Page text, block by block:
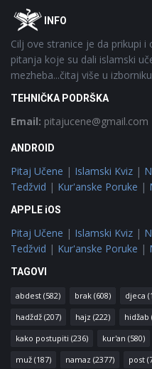
FooterOINFO
Cilj ove stranice je da prikupi
pitanja koje su dali islamski
mezheba...čitaj više u
TEHNIČKA PODRŠKA
Email: pitajucene@gmail.com
ANDROID
Pitaj Učene | Islamski Kviz |
Tedžvid | Kur'anske Poruke |
APPLE iOS
Pitaj Učene | Islamski Kviz |
Tedžvid | Kur'anske Poruke |
TAGOVI
abdest (582) brak (608) djeca
hadždž (207) hajz (222) hidžab
kako postupiti (236) kur'an (580)
muž (187) namaz (2377) post